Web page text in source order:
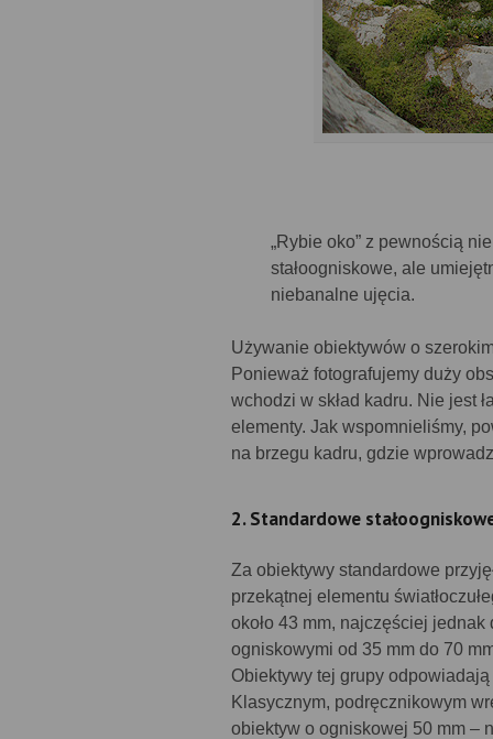
„Rybie oko” z pewnością
stałoogniskowe, ale
niebanalne ujęcia.
Używanie obiektywów o
Ponieważ fotografujemy duży
wchodzi w skład kadru. Nie jest
elementy. Jak wspomnieliśmy,
na brzegu kadru, gdzie
2. Standardowe
Za obiektywy standardowe
przekątnej elementu
około 43 mm, najczęściej
ogniskowymi od 35 mm do 70
Obiektywy tej grupy
Klasycznym, podręcznikowym
obiektyw o ogniskowej 50 mm –